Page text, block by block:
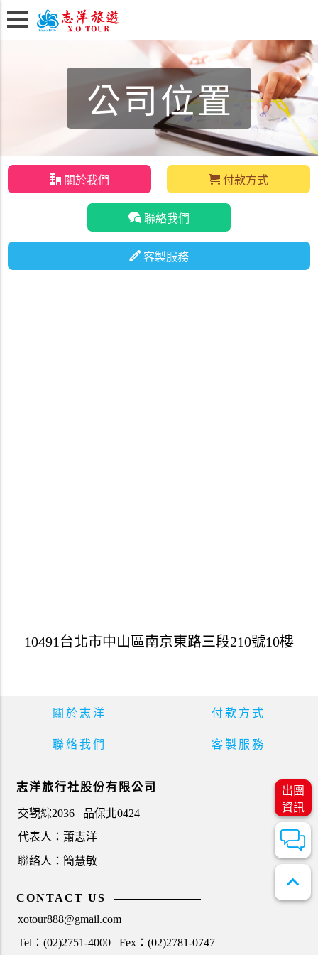
出團
資訊
expand_less
公司位置
關於我們 付款方式
聯絡我們
客製服務
10491台北市中山區南京東路三段210號10樓
關於志洋 付款方式
聯絡我們 客製服務
志洋旅行社股份有限公司
交觀綜2036
品保北0424
代表人：蕭志洋
聯絡人：簡慧敏
CONTACT US
xotour888@gmail.com
Tel：(02)2751-4000
Fex：(02)2781-0747